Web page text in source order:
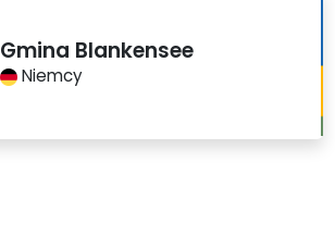
Gmina Blankensee
Niemcy